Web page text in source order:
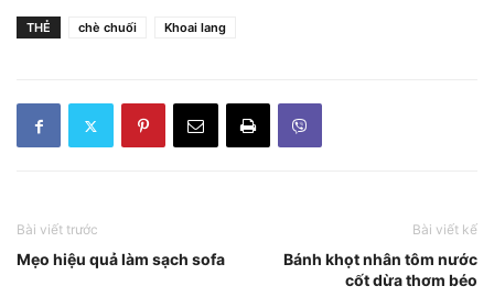
THẺ chè chuối Khoai lang
Bài viết trước
Mẹo hiệu quả làm sạch sofa
Bài viết kế
Bánh khọt nhân tôm nước
cốt dừa thơm béo